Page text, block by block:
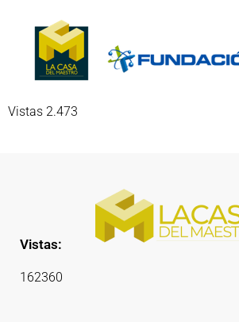
Vistas 2.473
Vistas:
162360